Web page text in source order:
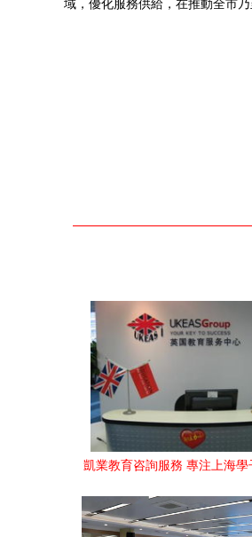
域，優化服務供給，在推動全市
凱業教育咨詢服務 專注上海學